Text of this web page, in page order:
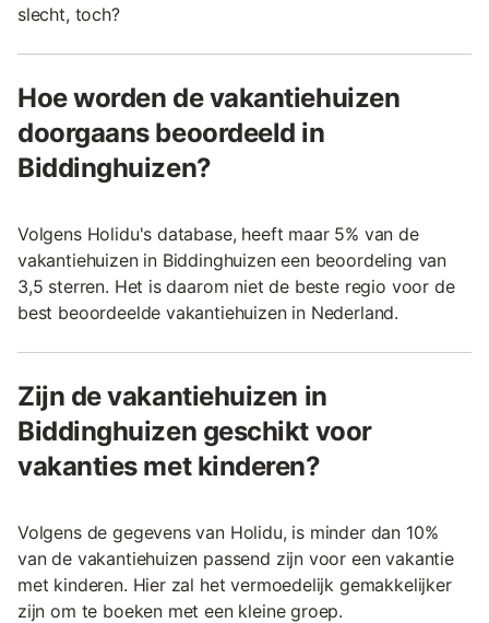
slecht, toch?
Hoe worden de vakantiehuizen
doorgaans beoordeeld in
Biddinghuizen?
Volgens Holidu's database, heeft maar 5% van de
vakantiehuizen in Biddinghuizen een beoordeling van
3,5 sterren. Het is daarom niet de beste regio voor de
best beoordeelde vakantiehuizen in Nederland.
Zijn de vakantiehuizen in
Biddinghuizen geschikt voor
vakanties met kinderen?
Volgens de gegevens van Holidu, is minder dan 10%
van de vakantiehuizen passend zijn voor een vakantie
met kinderen. Hier zal het vermoedelijk gemakkelijker
zijn om te boeken met een kleine groep.